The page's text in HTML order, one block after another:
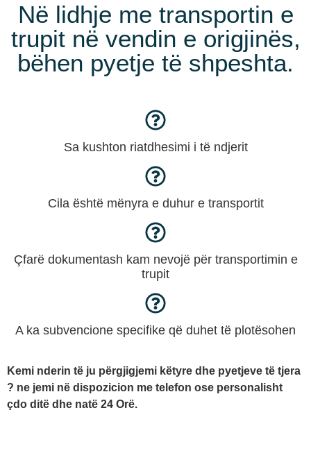
Në lidhje me transportin e
trupit në vendin e origjinës,
bëhen pyetje të shpeshta.
Sa kushton riatdhesimi i të ndjerit
Cila është mënyra e duhur e transportit
Çfarë dokumentash kam nevojë për transportimin e
trupit
A ka subvencione specifike që duhet të plotësohen
Kemi nderin të ju përgjigjemi këtyre dhe pyetjeve të tjera
? ne jemi në dispozicion me telefon ose personalisht
çdo ditë dhe natë 24 Orë.